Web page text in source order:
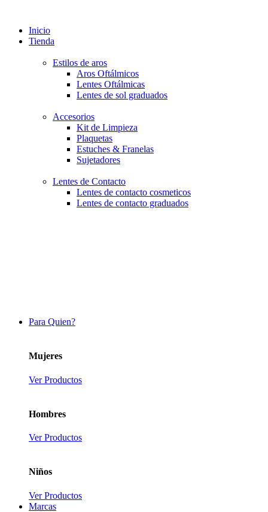
Inicio
Tienda
Estilos de aros
Aros Oftálmicos
Lentes Oftálmicas
Lentes de sol graduados
Accesorios
Kit de Limpieza
Plaquetas
Estuches & Franelas
Sujetadores
Lentes de Contacto
Lentes de contacto cosmeticos
Lentes de contacto graduados
Para Quien?
Mujeres
Ver Productos
Hombres
Ver Productos
Niños
Ver Productos
Marcas